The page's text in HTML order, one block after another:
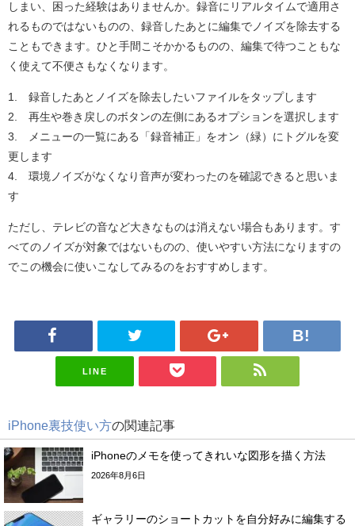
しまい、困った経験はありませんか。録音にリアルタイムで適用さ
れるものではないものの、録音したあとに編集でノイズを除去する
こともできます。ひと手間こそかかるものの、編集で待つこともな
く使えて不便さもなくなります。
1. 録音したあとノイズを除去したいファイルをタップします
2. 再生や巻き戻しのボタンの左側にあるオプションを選択します
3. メニューの一覧にある「録音補正」をオン（緑）にトグルを変
更します
4. 環境ノイズがなくなり音声が変わったのを確認できると思いま
す
ただし、テレビの音など大きなものは消えない場合もあります。す
べてのノイズが対象ではないものの、使いやすい方法になりますの
でこの機会に使いこなしてみるのをおすすめします。
LINE
iPhone裏技使い方の関連記事
iPhoneのメモを使ってきれいな図形を描く方法
2026年8月6日
ギャラリーのショートカットを自分好みに編集する